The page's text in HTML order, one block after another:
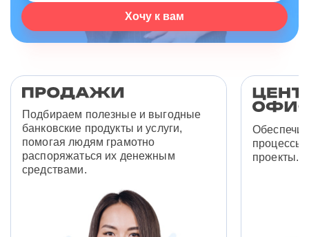
Хочу к вам
Подбираем полезные и выгодные
банковские продукты и услуги,
помогая людям грамотно
распоряжаться их денежным
средствами.
процессы
проекты.